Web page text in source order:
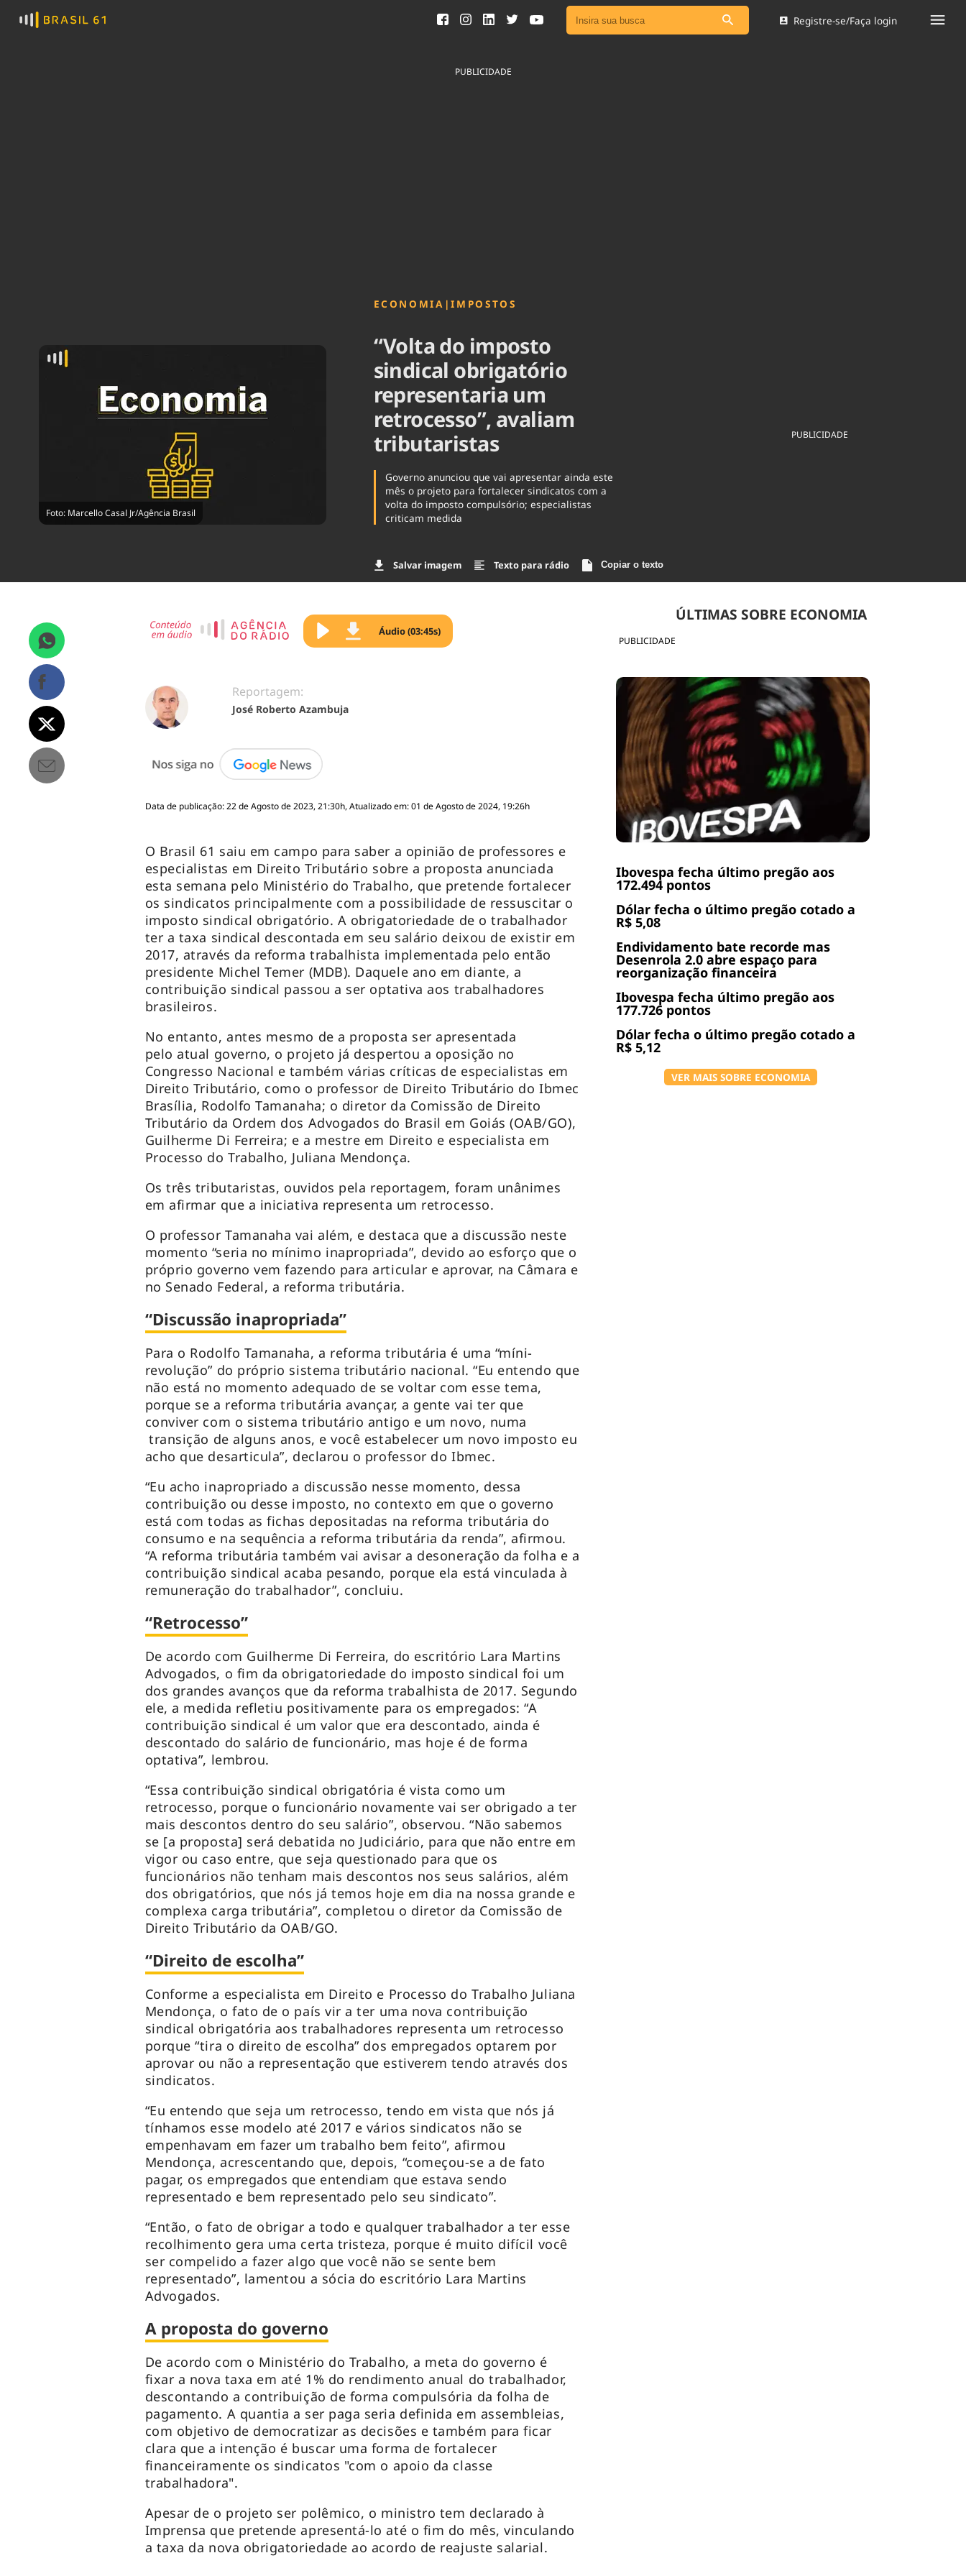
Ver todas as notícias
Registre-se/Faça login
PUBLICIDADE
Foto: Marcello Casal Jr/Agência Brasil
ECONOMIA |IMPOSTOS
“Volta do imposto
sindical obrigatório
representaria um
retrocesso”, avaliam
tributaristas
Governo anunciou que vai apresentar ainda este
mês o projeto para fortalecer sindicatos com a
volta do imposto compulsório; especialistas
criticam medida
Salvar imagem Texto para rádio Copiar o texto
PUBLICIDADE
PUBLICIDADE
ÚLTIMAS SOBRE ECONOMIA
Ibovespa fecha último pregão aos
172.494 pontos
Dólar fecha o último pregão cotado a
R$ 5,08
Endividamento bate recorde mas
Desenrola 2.0 abre espaço para
reorganização financeira
Ibovespa fecha último pregão aos
177.726 pontos
Dólar fecha o último pregão cotado a
R$ 5,12
VER MAIS SOBRE ECONOMIA
Áudio (03:45s)
Reportagem:
José Roberto Azambuja
Data de publicação: 22 de Agosto de 2023, 21:30h, Atualizado em: 01 de Agosto de 2024, 19:26h
O Brasil 61 saiu em campo para saber a opinião de professores e
especialistas em Direito Tributário sobre a proposta anunciada
esta semana pelo Ministério do Trabalho, que pretende fortalecer
os sindicatos principalmente com a possibilidade de ressuscitar o
imposto sindical obrigatório. A obrigatoriedade de o trabalhador
ter a taxa sindical descontada em seu salário deixou de existir em
2017, através da reforma trabalhista implementada pelo então
presidente Michel Temer (MDB). Daquele ano em diante, a
contribuição sindical passou a ser optativa aos trabalhadores
brasileiros.
No entanto, antes mesmo de a proposta ser apresentada
pelo atual governo, o projeto já despertou a oposição no
Congresso Nacional e também várias críticas de especialistas em
Direito Tributário, como o professor de Direito Tributário do Ibmec
Brasília, Rodolfo Tamanaha; o diretor da Comissão de Direito
Tributário da Ordem dos Advogados do Brasil em Goiás (OAB/GO),
Guilherme Di Ferreira; e a mestre em Direito e especialista em
Processo do Trabalho, Juliana Mendonça.
Os três tributaristas, ouvidos pela reportagem, foram unânimes
em afirmar que a iniciativa representa um retrocesso.
O professor Tamanaha vai além, e destaca que a discussão neste
momento “seria no mínimo inapropriada”, devido ao esforço que o
próprio governo vem fazendo para articular e aprovar, na Câmara e
no Senado Federal, a reforma tributária.
“Discussão inapropriada”
Para o Rodolfo Tamanaha, a reforma tributária é uma “míni-
revolução” do próprio sistema tributário nacional. “Eu entendo que
não está no momento adequado de se voltar com esse tema,
porque se a reforma tributária avançar, a gente vai ter que
conviver com o sistema tributário antigo e um novo, numa
transição de alguns anos, e você estabelecer um novo imposto eu
acho que desarticula”, declarou o professor do Ibmec.
“Eu acho inapropriado a discussão nesse momento, dessa
contribuição ou desse imposto, no contexto em que o governo
está com todas as fichas depositadas na reforma tributária do
consumo e na sequência a reforma tributária da renda”, afirmou.
“A reforma tributária também vai avisar a desoneração da folha e a
contribuição sindical acaba pesando, porque ela está vinculada à
remuneração do trabalhador”, concluiu.
“Retrocesso”
De acordo com Guilherme Di Ferreira, do escritório Lara Martins
Advogados, o fim da obrigatoriedade do imposto sindical foi um
dos grandes avanços que da reforma trabalhista de 2017. Segundo
ele, a medida refletiu positivamente para os empregados: “A
contribuição sindical é um valor que era descontado, ainda é
descontado do salário de funcionário, mas hoje é de forma
optativa”, lembrou.
“Essa contribuição sindical obrigatória é vista como um
retrocesso, porque o funcionário novamente vai ser obrigado a ter
mais descontos dentro do seu salário”, observou. “Não sabemos
se [a proposta] será debatida no Judiciário, para que não entre em
vigor ou caso entre, que seja questionado para que os
funcionários não tenham mais descontos nos seus salários, além
dos obrigatórios, que nós já temos hoje em dia na nossa grande e
complexa carga tributária”, completou o diretor da Comissão de
Direito Tributário da OAB/GO.
“Direito de escolha”
Conforme a especialista em Direito e Processo do Trabalho Juliana
Mendonça, o fato de o país vir a ter uma nova contribuição
sindical obrigatória aos trabalhadores representa um retrocesso
porque “tira o direito de escolha” dos empregados optarem por
aprovar ou não a representação que estiverem tendo através dos
sindicatos.
“Eu entendo que seja um retrocesso, tendo em vista que nós já
tínhamos esse modelo até 2017 e vários sindicatos não se
empenhavam em fazer um trabalho bem feito”, afirmou
Mendonça, acrescentando que, depois, “começou-se a de fato
pagar, os empregados que entendiam que estava sendo
representado e bem representado pelo seu sindicato”.
“Então, o fato de obrigar a todo e qualquer trabalhador a ter esse
recolhimento gera uma certa tristeza, porque é muito difícil você
ser compelido a fazer algo que você não se sente bem
representado”, lamentou a sócia do escritório Lara Martins
Advogados.
A proposta do governo
De acordo com o Ministério do Trabalho, a meta do governo é
fixar a nova taxa em até 1% do rendimento anual do trabalhador,
descontando a contribuição de forma compulsória da folha de
pagamento. A quantia a ser paga seria definida em assembleias,
com objetivo de democratizar as decisões e também para ficar
clara que a intenção é buscar uma forma de fortalecer
financeiramente os sindicatos "com o apoio da classe
trabalhadora".
Apesar de o projeto ser polêmico, o ministro tem declarado à
Imprensa que pretende apresentá-lo até o fim do mês, vinculando
a taxa da nova obrigatoriedade ao acordo de reajuste salarial.